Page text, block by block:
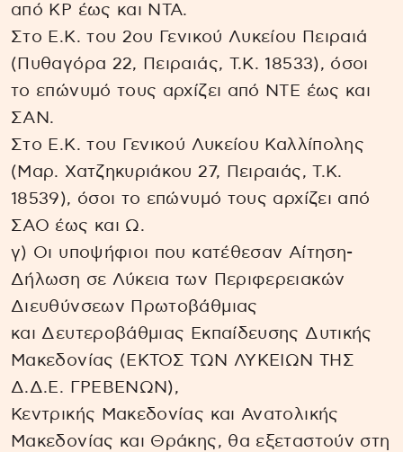
από ΚΡ έως και ΝΤΑ.
Στο Ε.Κ. του 2ου Γενικού Λυκείου Πειραιά
(Πυθαγόρα 22, Πειραιάς, Τ.Κ. 18533), όσοι
το επώνυμό τους αρχίζει από ΝΤΕ έως και
ΣΑΝ.
Στο Ε.Κ. του Γενικού Λυκείου Καλλίπολης
(Μαρ. Χατζηκυριάκου 27, Πειραιάς, Τ.Κ.
18539), όσοι το επώνυμό τους αρχίζει από
ΣΑΟ έως και Ω.
γ) Οι υποψήφιοι που κατέθεσαν Αίτηση-
Δήλωση σε Λύκεια των Περιφερειακών
Διευθύνσεων Πρωτοβάθμιας
και Δευτεροβάθμιας Εκπαίδευσης Δυτικής
Μακεδονίας (ΕΚΤΟΣ ΤΩΝ ΛΥΚΕΙΩΝ ΤΗΣ
Δ.Δ.Ε. ΓΡΕΒΕΝΩΝ),
Κεντρικής Μακεδονίας και Ανατολικής
Μακεδονίας και Θράκης, θα εξεταστούν στη